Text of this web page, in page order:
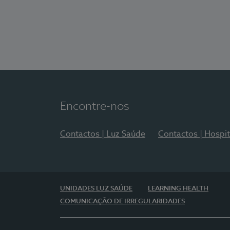
Encontre-nos
Contactos | Luz Saúde Contactos |
UNIDADES LUZ SAÚDE
LEARNING HEALTH
COMUNICAÇÃO DE IRREGULARIDADES